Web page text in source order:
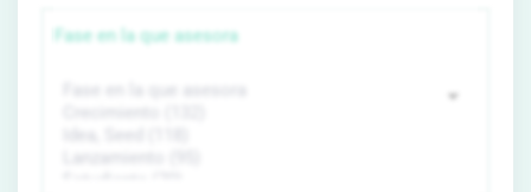
Fase en la que asesora